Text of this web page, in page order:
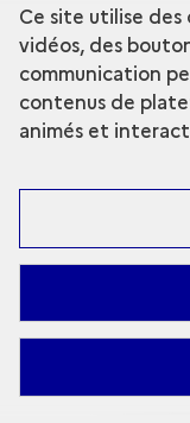
Ce site utilise des
vidéos, des
communication
contenus de
animés et